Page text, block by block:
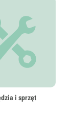
i sprzęt